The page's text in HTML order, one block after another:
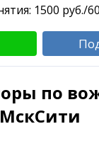
1500 руб./
по
МскСити